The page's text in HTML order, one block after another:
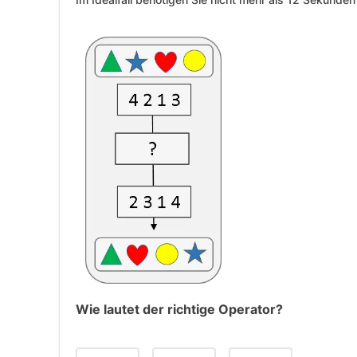
Erklärung:
In allen Rauten, die blau markiert sind, ist
und unten gleich 10.
Auf die drei anderen Rauten (orange
Tipp
eines Buchstabens innerhalb einer Raute,
Wie lautet der richtige Operator?